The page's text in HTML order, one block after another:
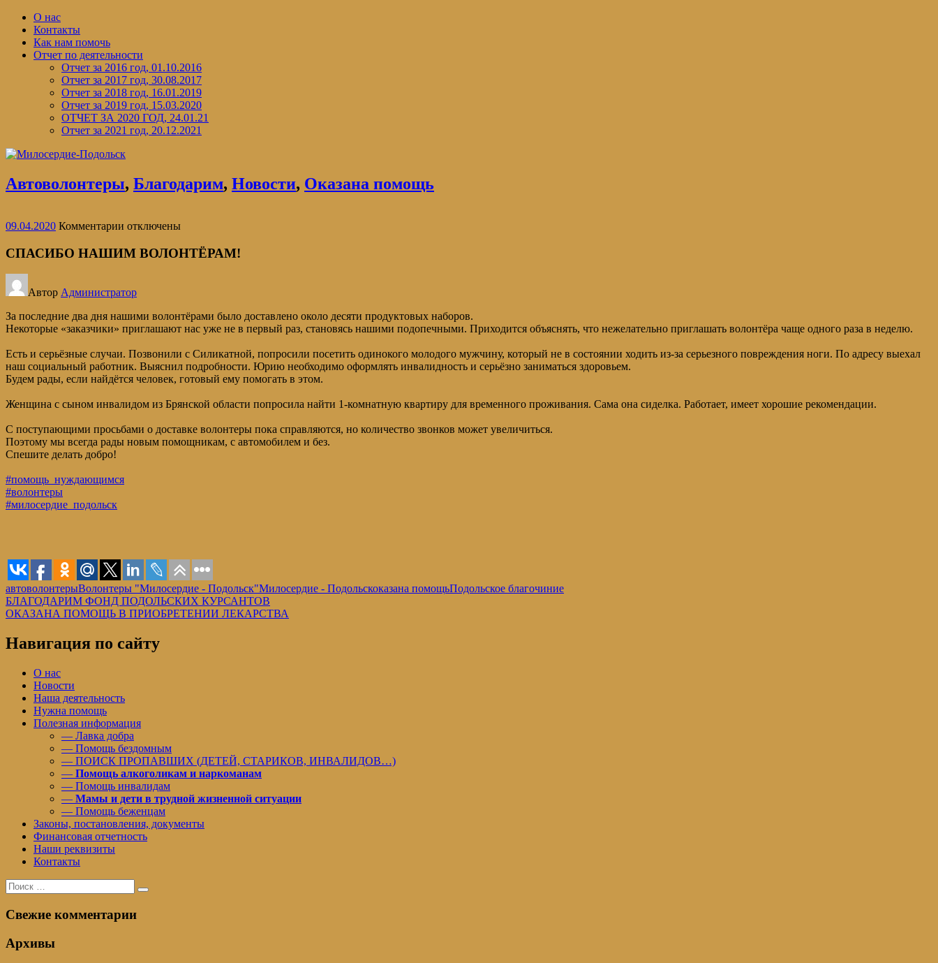
Перейти
содержимому
О нас
Контакты
Как нам помочь
Отчет по деятельности
Отчет за 2016 год, 01.10.2016
Отчет за 2017 год, 30.08.2017
Отчет за 2018 год, 16.01.2019
Отчет за 2019 год, 15.03.2020
ОТЧЕТ ЗА 2020 ГОД, 24.01.21
Отчет за 2021 год, 20.12.2021
Автоволонтеры, Благодарим, Новости, Оказана помощь
09.04.2020 Комментарии к
СПАСИБО
отключены
СПАСИБО НАШИМ ВОЛОНТЁРАМ!
Автор Администратор
За последние два дня нашими волонтёрами было доставлено около десяти продуктовых наборов.
Некоторые «заказчики» приглашают нас уже не в первый раз, становясь нашими подопечными. Приходится объяснять, что нежелательно приглашать волонтёра чаще одного раза в неделю.
Есть и серьёзные случаи. Позвонили с Силикатной, попросили посетить одинокого молодого мужчину, который не в состоянии ходить из-за серьезного повреждения ноги. По адресу выехал
наш социальный работник. Выяснил подробности. Юрию необходимо оформлять инвалидность и серьёзно заниматься здоровьем.
Будем рады, если найдётся человек, готовый ему помогать в этом.
Женщина с сыном инвалидом из Брянской области попросила найти 1-комнатную квартиру для временного проживания. Сама она сиделка. Работает, имеет хорошие рекомендации.
С поступающими просьбами о доставке волонтеры пока справляются, но количество звонков может увеличиться.
Поэтому мы всегда рады новым помощникам, с автомобилем и без.
Спешите делать добро!
#помощь_нуждающимся
#волонтеры
#милосердие_подольск
автоволонтерыВолонтеры "Милосердие - Подольск"Милосердие - Подольскоказана помощьПодольское благочиние
Навигация
по
записям
Предыдущая
запись:
БЛАГОДАРИМ ФОНД ПОДОЛЬСКИХ КУРСАНТОВ
Следующая
ОКАЗАНА ПОМОЩЬ В ПРИОБРЕТЕНИИ ЛЕКАРСТВА
Навигация по сайту
О нас
Новости
Наша деятельность
Нужна помощь
Полезная информация
— Лавка добра
— Помощь бездомным
— ПОИСК ПРОПАВШИХ (ДЕТЕЙ, СТАРИКОВ, ИНВАЛИДОВ…)
— Помощь алкоголикам и наркоманам
— Помощь инвалидам
— Мамы и дети в трудной жизненной ситуации
— Помощь беженцам
Законы, постановления, документы
Финансовая отчетность
Наши реквизиты
Контакты
Поиск
для:
Поиск
Свежие комментарии
Архивы